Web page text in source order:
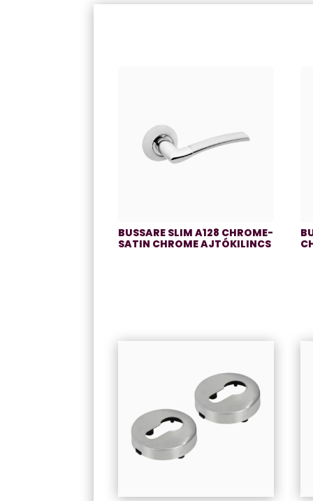
BUSSARE SLIM A128 CHROME-
SATIN CHROME AJTÓKILINCS